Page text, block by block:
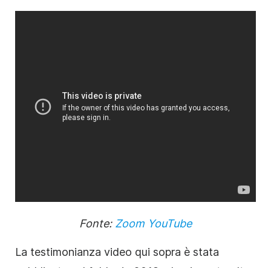
Fonte: Zoom YouTube
La testimonianza video qui sopra è stata